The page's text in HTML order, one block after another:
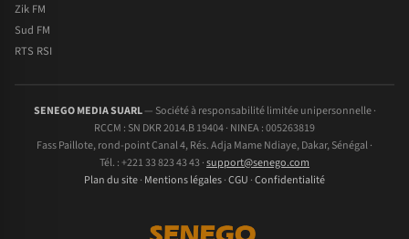
Zik FM
Sud FM
RTS RSI
SENEGO MEDIA SUARL— Société à responsabilité limitée unipersonnelle ·
RCCM : SN DKR 2014.B 19404 · NINEA : 005263819
Fass Paillote, rond-point Canal 4, Rés. Adja Mame Ndiaye, Dakar, Sénégal ·
Tél. : +221 33 823 43 43 ·support@senego.com
Plan du site· Mentions légales·CGU ·Confidentialité